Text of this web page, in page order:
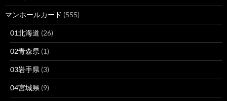
マンホールカード (555)
01北海道 (26)
02青森県 (1)
03岩手県 (3)
04宮城県 (9)